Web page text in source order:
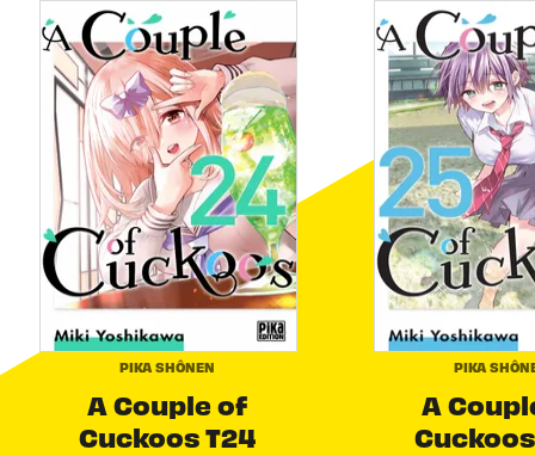
PIKA SHÔNEN
A Couple of
Cuckoos T24
PIKA
A